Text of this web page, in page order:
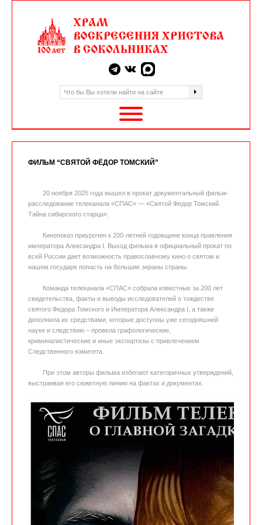
ФИЛЬМ “СВЯТОЙ ФЁДОР ТОМСКИЙ”
20 ноября 2025 года вышел в прокат документальный фильм-
расследование телеканала «СПАС» — «Святой Федор Томский.
Тайна сибирского старца».
Кинопоказ приурочен к 200-летней годовщине конца правления
императора Александра I. Выход фильма в официальный прокат по
всей России дает возможность православному кино о святом и
нашем государе попасть на большие экраны страны.
Команда телеканала «СПАС» собрала известные за 200 лет
свидетельства, факты и выводы исследователей о тождестве
святого Федора Томского и Императора Александра I, а также
дополнила их средствами, которые доступны уже сегодняшней
науке и следствию – провела графологические,
криминалистические и иные экспертизы с привлечением
Следственного комитета.
При этом авторы фильма избегают категоричных утверждений,
выстраивая его сюжетную линию на фактах и документах.